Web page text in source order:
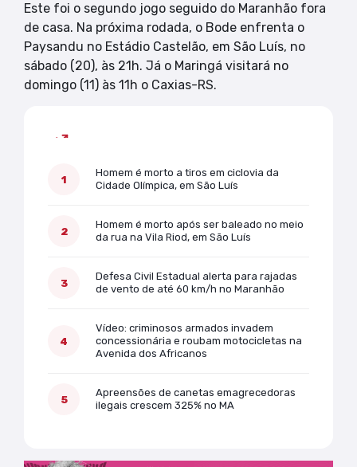
Este foi o segundo jogo seguido do Maranhão fora
de casa. Na próxima rodada, o Bode enfrenta o
Paysandu no Estádio Castelão, em São Luís, no
sábado (20), às 21h. Já o Maringá visitará no
domingo (11) às 11h o Caxias-RS.
Homem é morto a tiros em ciclovia da
Cidade Olímpica, em São Luís
Homem é morto após ser baleado no meio
da rua na Vila Riod, em São Luís
Defesa Civil Estadual alerta para rajadas
de vento de até 60 km/h no Maranhão
Vídeo: criminosos armados invadem
concessionária e roubam motocicletas na
Avenida dos Africanos
Apreensões de canetas emagrecedoras
ilegais crescem 325% no MA